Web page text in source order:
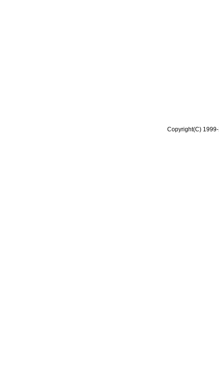
Copyright(C)